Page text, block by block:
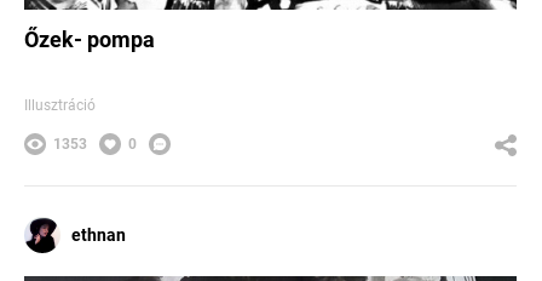
Őzek- pompa
Illusztráció
1353 0
ethnan